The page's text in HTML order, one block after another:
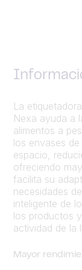
La
Nexa ayuda a
alimentos a
los envases
espacio,
ofreciendo
facilita su
necesidades
inteligente de
los productos
actividad de la
Mayor